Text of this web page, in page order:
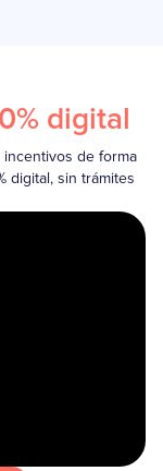
digital
de forma
digital, sin trámites